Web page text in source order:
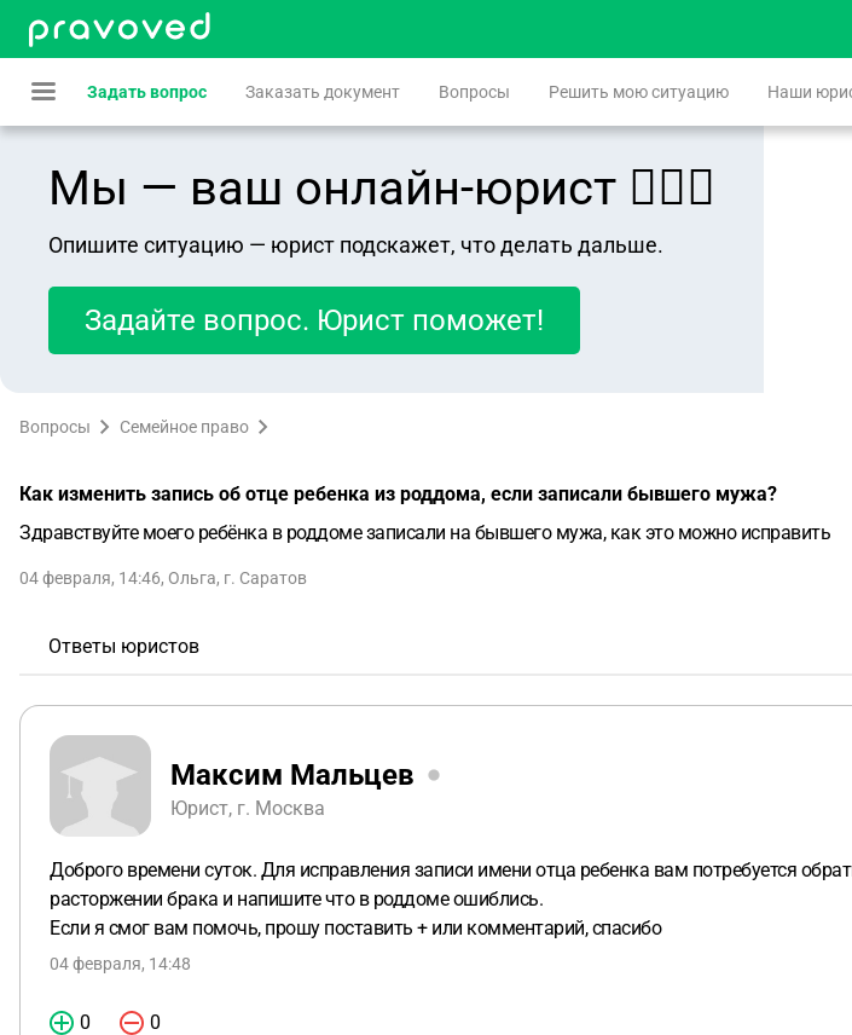
Задать вопрос Заказать документ Вопросы Решить мою ситуацию Наши
Мы — ваш онлайн-юрист 👨🏻‍⚖️
Опишите ситуацию — юрист подскажет, что делать дальше.
Задайте вопрос. Юрист поможет!
Вопросы Семейное право
Как изменить запись об отце ребенка из роддома, если записали бывшего мужа?
Здравствуйте моего ребёнка в роддоме записали на бывшего мужа, как это можно исправить
04 февраля, 14:46, Ольга, г. Саратов
Ответы юристов
Максим Мальцев
Юрист, г. Москва
Доброго времени суток. Для исправления записи имени отца ребенка вам потребуется
расторжении брака и напишите что в роддоме ошиблись.
Если я смог вам помочь, прошу поставить + или комментарий, спасибо
04 февраля, 14:48
0 0